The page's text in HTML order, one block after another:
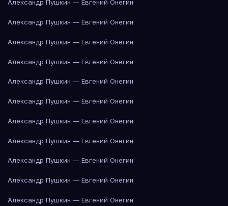
Александр Пушкин — Евгений Онегин
Александр Пушкин — Евгений Онегин
Александр Пушкин — Евгений Онегин
Александр Пушкин — Евгений Онегин
Александр Пушкин — Евгений Онегин
Александр Пушкин — Евгений Онегин
Александр Пушкин — Евгений Онегин
Александр Пушкин — Евгений Онегин
Александр Пушкин — Евгений Онегин
Александр Пушкин — Евгений Онегин
Александр Пушкин — Евгений Онегин